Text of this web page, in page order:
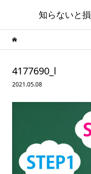
知らないと
4177690_l
2021.05.08